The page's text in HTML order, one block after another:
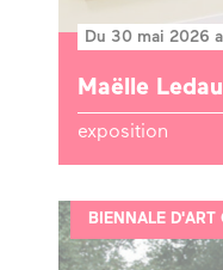
Du 30 mai 2026
Maëlle
exposition
BIENNALE D'ART